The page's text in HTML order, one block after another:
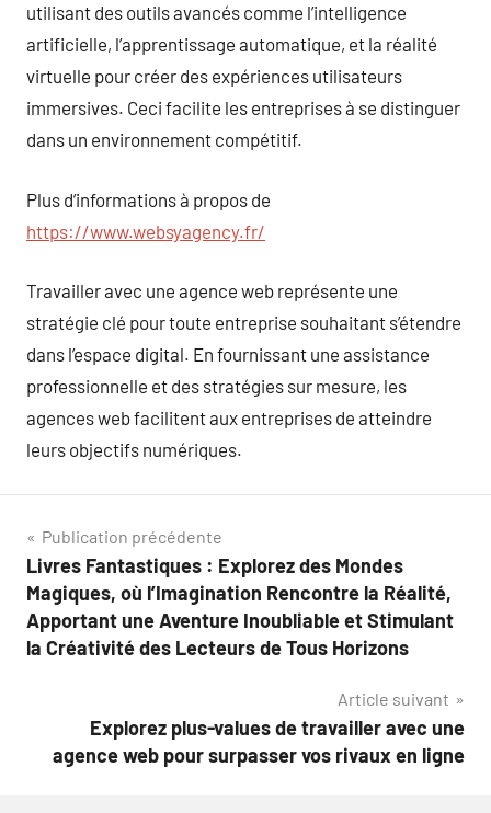
utilisant des outils avancés comme l’intelligence
artificielle, l’apprentissage automatique, et la réalité
virtuelle pour créer des expériences utilisateurs
immersives. Ceci facilite les entreprises à se distinguer
dans un environnement compétitif.
Plus d’informations à propos de
https://www.websyagency.fr/
Travailler avec une agence web représente une
stratégie clé pour toute entreprise souhaitant s’étendre
dans l’espace digital. En fournissant une assistance
professionnelle et des stratégies sur mesure, les
agences web facilitent aux entreprises de atteindre
leurs objectifs numériques.
Navigation
de
l’article
Publication précédente
Livres Fantastiques : Explorez des Mondes
Magiques, où l’Imagination Rencontre la Réalité,
Apportant une Aventure Inoubliable et Stimulant
la Créativité des Lecteurs de Tous Horizons
Article suivant
Explorez plus-values de travailler avec une
agence web pour surpasser vos rivaux en ligne